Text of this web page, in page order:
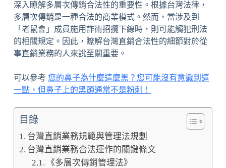
深入瞭解多層次傳銷合法性的重要性。根據台灣法律，
多層次傳銷是一種合法的商業模式。然而，當涉及到
「老鼠會」成員施用詐術招攬下線時，則可能觸犯刑法
的相關規定。因此，瞭解台灣直銷合法性的細節對於從
事直銷業務的人來說至關重要。
可以參考 您的鼻子為什麼這麼黑？您可能沒有意識到這
一點，但鼻子上的黑頭通常不是粉刺！
目錄
台灣直銷業務規範與管理法規劃
台灣直銷業務合法運作的關鍵條文
《多層次傳銷管理法》